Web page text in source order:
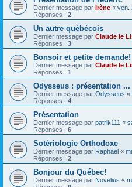
Dernier message par Irène « ven.
Réponses : 2
Un autre québécois
Dernier message par Claude le
Réponses : 3
Bonsoir et petite demande!
Dernier message par Claude le
Réponses : 1
Odysseus : présentation ...
Dernier message par Odysseus «
Réponses : 4
Présentation
Dernier message par patrik111 «
Réponses : 6
Sotériologie Orthodoxe
Dernier message par Raphael «
Réponses : 2
Bonjour du Québec!
Dernier message par Novelius «